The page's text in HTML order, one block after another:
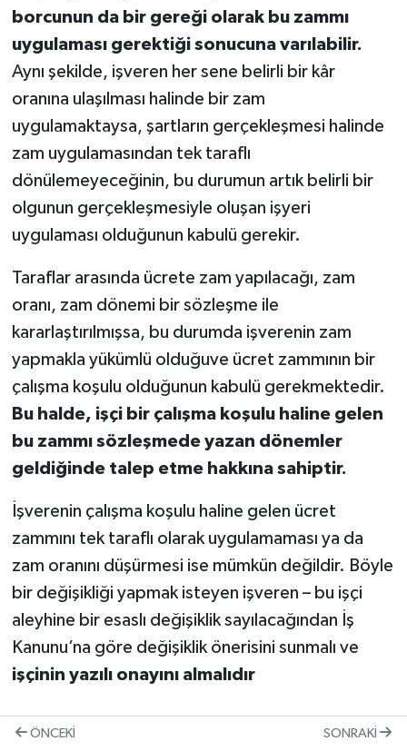
borcunun da bir gereği olarak bu zammı
uygulaması gerektiği sonucuna varılabilir.
Aynı şekilde, işveren her sene belirli bir kâr
oranına ulaşılması halinde bir zam
uygulamaktaysa, şartların gerçekleşmesi halinde
zam uygulamasından tek taraflı
dönülemeyeceğinin, bu durumun artık belirli bir
olgunun gerçekleşmesiyle oluşan işyeri
uygulaması olduğunun kabulü gerekir.
Taraflar arasında ücrete zam yapılacağı, zam
oranı, zam dönemi bir sözleşme ile
kararlaştırılmışsa, bu durumda işverenin zam
yapmakla yükümlü olduğuve ücret zammının bir
çalışma koşulu olduğunun kabulü gerekmektedir.
Bu halde, işçi bir çalışma koşulu haline gelen
bu zammı sözleşmede yazan dönemler
geldiğinde talep etme hakkına sahiptir.
İşverenin çalışma koşulu haline gelen ücret
zammını tek taraflı olarak uygulamaması ya da
zam oranını düşürmesi ise mümkün değildir. Böyle
bir değişikliği yapmak isteyen işveren – bu işçi
aleyhine bir esaslı değişiklik sayılacağından İş
Kanunu’na göre değişiklik önerisini sunmalı ve
işçinin yazılı onayını almalıdır
ÖNCEKI SONRAKI